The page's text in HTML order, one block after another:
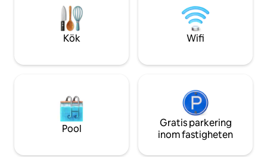
att utforska den vackra naturen eller ta
dig till stranden. Till och med restaurang
och stormarknad inom
vattencykelavstånd!
men allt du
Kök Wifi
Pool
Gratis parkering
inom fastigheten